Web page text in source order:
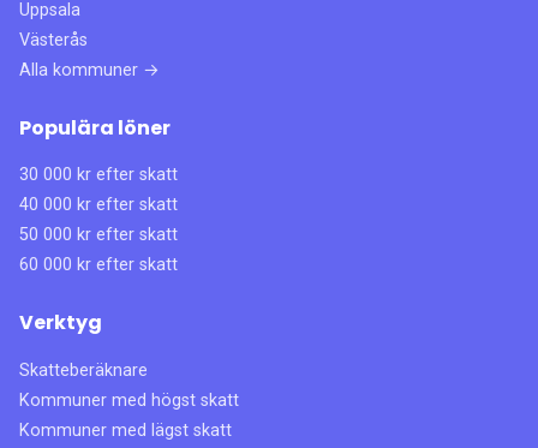
Uppsala
Västerås
Alla kommuner →
Populära löner
30 000 kr efter skatt
40 000 kr efter skatt
50 000 kr efter skatt
60 000 kr efter skatt
Verktyg
Skatteberäknare
Kommuner med högst skatt
Kommuner med lägst skatt